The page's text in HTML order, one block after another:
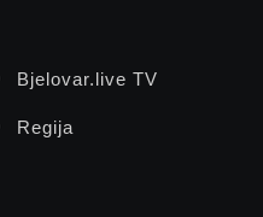
Bjelovar.live TV
Regija